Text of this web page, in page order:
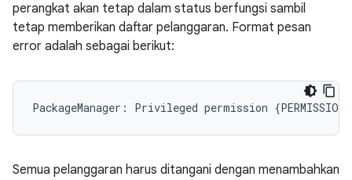
perangkat akan tetap dalam status berfungsi sambil
tetap memberikan daftar pelanggaran. Format pesan
error adalah sebagai berikut:
Semua pelanggaran harus ditangani dengan menambahkan